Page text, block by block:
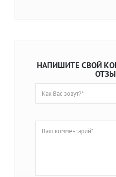
НАПИШИТЕ СВОЙ